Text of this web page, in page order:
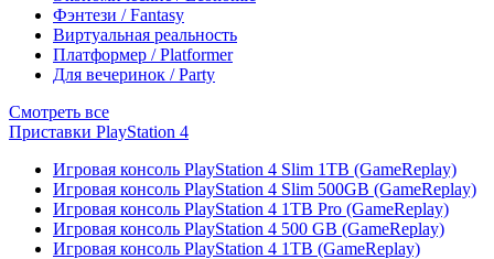
Фэнтези / Fantasy
Виртуальная реальность
Платформер / Platformer
Для вечеринок / Party
Смотреть все
Приставки PlayStation 4
Игровая консоль PlayStation 4 Slim 1TB (GameReplay)
Игровая консоль PlayStation 4 Slim 500GB (GameReplay)
Игровая консоль PlayStation 4 1TB Pro (GameReplay)
Игровая консоль PlayStation 4 500 GB (GameReplay)
Игровая консоль PlayStation 4 1TB (GameReplay)